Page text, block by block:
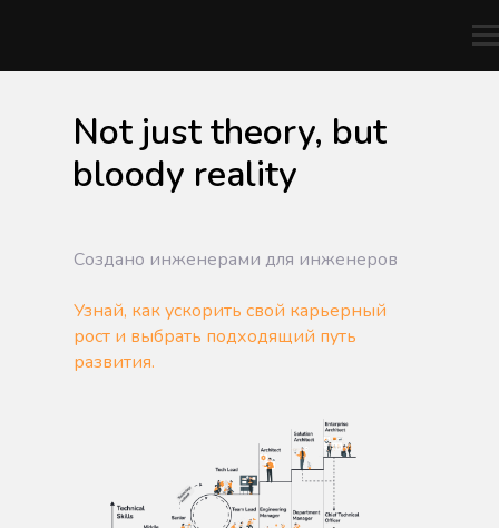
Not just theory, but
bloody reality
Создано инженерами для инженеров
Узнай, как ускорить свой карьерный
рост и выбрать подходящий путь
развития.